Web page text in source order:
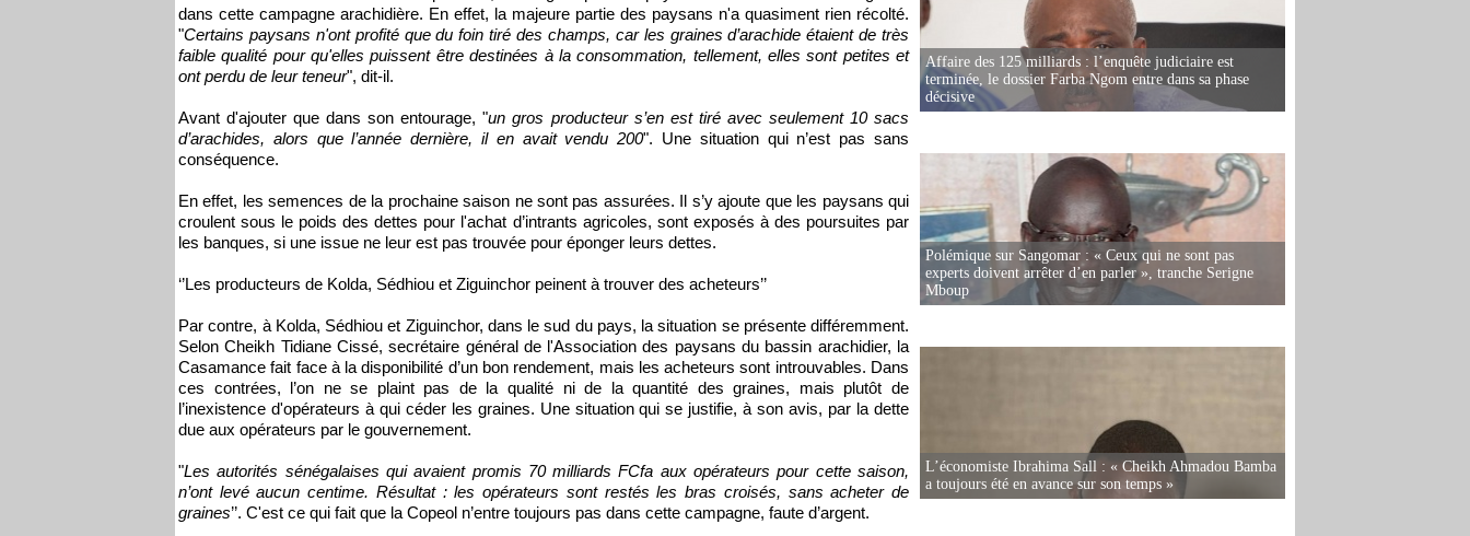
dans cette campagne arachidière. En effet, la majeure partie des paysans n'a quasiment rien récolté.
"Certains paysans n'ont profité que du foin tiré des champs, car les graines d’arachide étaient de très
faible qualité pour qu'elles puissent être destinées à la consommation, tellement, elles sont petites et
ont perdu de leur teneur", dit-il.
Avant d'ajouter que dans son entourage, "un gros producteur s’en est tiré avec seulement 10 sacs
d’arachides, alors que l’année dernière, il en avait vendu 200". Une situation qui n’est pas sans
conséquence.
En effet, les semences de la prochaine saison ne sont pas assurées. Il s’y ajoute que les paysans qui
croulent sous le poids des dettes pour l'achat d’intrants agricoles, sont exposés à des poursuites par
les banques, si une issue ne leur est pas trouvée pour éponger leurs dettes.
‘’Les producteurs de Kolda, Sédhiou et Ziguinchor peinent à trouver des acheteurs’’
Par contre, à Kolda, Sédhiou et Ziguinchor, dans le sud du pays, la situation se présente différemment.
Selon Cheikh Tidiane Cissé, secrétaire général de l'Association des paysans du bassin arachidier, la
Casamance fait face à la disponibilité d’un bon rendement, mais les acheteurs sont introuvables. Dans
ces contrées, l’on ne se plaint pas de la qualité ni de la quantité des graines, mais plutôt de
l’inexistence d'opérateurs à qui céder les graines. Une situation qui se justifie, à son avis, par la dette
due aux opérateurs par le gouvernement.
"Les autorités sénégalaises qui avaient promis 70 milliards FCfa aux opérateurs pour cette saison,
n’ont levé aucun centime. Résultat : les opérateurs sont restés les bras croisés, sans acheter de
graines’’. C'est ce qui fait que la Copeol n’entre toujours pas dans cette campagne, faute d’argent.
Affaire des 125 milliards : l’enquête judiciaire est
terminée, le dossier Farba Ngom entre dans sa phase
décisive
Polémique sur Sangomar : « Ceux qui ne sont pas
experts doivent arrêter d’en parler », tranche Serigne
Mboup
L’économiste Ibrahima Sall : « Cheikh Ahmadou Bamba
a toujours été en avance sur son temps »